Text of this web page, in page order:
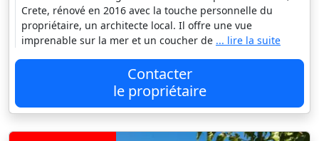
Crete, rénové en 2016 avec la touche personnelle du
propriétaire, un architecte local. Il offre une vue
imprenable sur la mer et un coucher de ... lire la suite
Contacter
le propriétaire